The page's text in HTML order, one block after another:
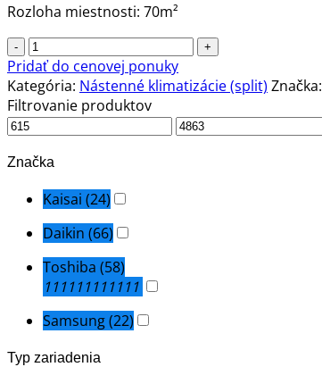
Rozloha miestnosti: 70m²
množstvo
Klimatizácia
Toshiba
Shorai
Premium
7.0kW
(nástenná)
Pridať do cenovej ponuky
Kategória: Nástenné klimatizácie (split) Značka:
Filtrovanie produktov
Značka
Kaisai (24)
Daikin (66)
Toshiba (58)
111111111111
Samsung(22)
Typ zariadenia